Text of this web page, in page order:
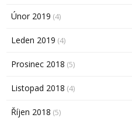
Únor 2019 (4)
Leden 2019 (4)
Prosinec 2018 (5)
Listopad 2018 (4)
Říjen 2018 (5)